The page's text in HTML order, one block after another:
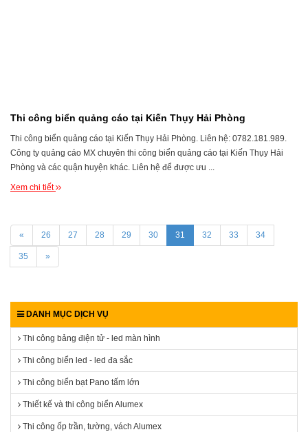
Thi công biển quảng cáo tại Kiến Thụy Hải Phòng
Thi công biển quảng cáo tại Kiến Thụy Hải Phòng. Liên hệ: 0782.181.989.
Công ty quảng cáo MX chuyên thi công biển quảng cáo tại Kiến Thụy Hải
Phòng và các quận huyện khác. Liên hệ để được ưu ...
Xem chi tiết
« 26 27 28 29 30 31 32 33 34
35 »
DANH MỤC DỊCH VỤ
Thi công bảng điện tử - led màn hình
Thi công biển led - led đa sắc
Thi công biển bạt Pano tấm lớn
Thiết kế và thi công biển Alumex
Thi công ốp trần, tường, vách Alumex